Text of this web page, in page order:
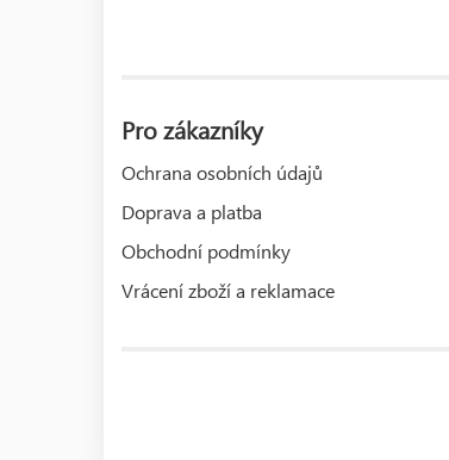
Pro zákazníky
Ochrana osobních údajů
Doprava a platba
Obchodní podmínky
Vrácení zboží a reklamace